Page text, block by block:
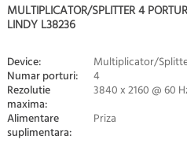
MULTIPLICATOR/SPLITTER 4
LINDY L38236
Device: Multiplicator/
Numar porturi: 4
Rezolutie
maxima:
3840 x 2160 @ 60
Alimentare
suplimentara:
Priza